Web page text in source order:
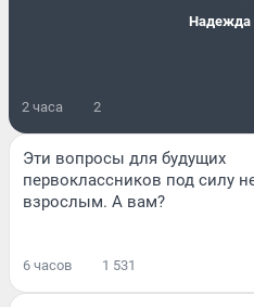
Надежда
2 часа 2
Эти вопросы для будущих
первоклассников под силу
взрослым. А вам?
6 часов 1 531